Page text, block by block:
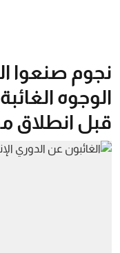
نجوم صنعوا
الوجوه
قبل انطلاق موسم